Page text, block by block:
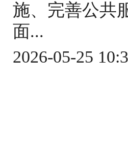
施、完善公共
面...
2026-05-25